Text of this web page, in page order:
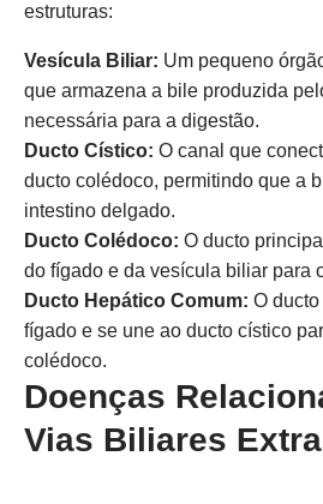
estruturas:
Vesícula Biliar: Um pequeno
que armazena a bile produzida
necessária para a digestão.
Ducto Cístico: O canal que
ducto colédoco, permitindo que a
intestino delgado.
Ducto Colédoco: O ducto
do fígado e da vesícula biliar para
Ducto Hepático Comum: O
fígado e se une ao ducto cístico
colédoco.
Doenças
Vias Biliares